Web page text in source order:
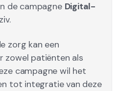
de campagne Digital-
zorg kan een
zowel patiënten als
campagne wil het
tot integratie van deze